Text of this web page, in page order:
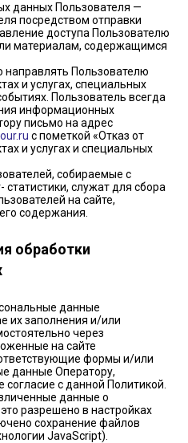
данных Пользователя —
посредством отправки
доступа Пользователю
материалам, содержащимся
Пользователю
и услугах, специальных
Пользователь всегда
информационных
письмо на адрес
с пометкой «Отказ от
и услугах и специальных
собираемые с
служат для сбора
на сайте,
содержания.
обработки
данные
их заполнения и/или
через
на сайте
формы и/или
данные Оператору,
с данной Политикой.
данные о
разрешено в настройках
сохранение файлов
JavaScript).